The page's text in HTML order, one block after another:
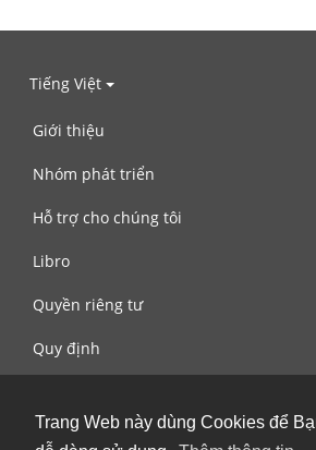
Trang Web này dùng Cookies để
Tiếng Việt
Giới thiệu
Nhóm phát triển
Hỗ trợ cho chúng tôi
Libro
Quyền riêng tư
Quy định